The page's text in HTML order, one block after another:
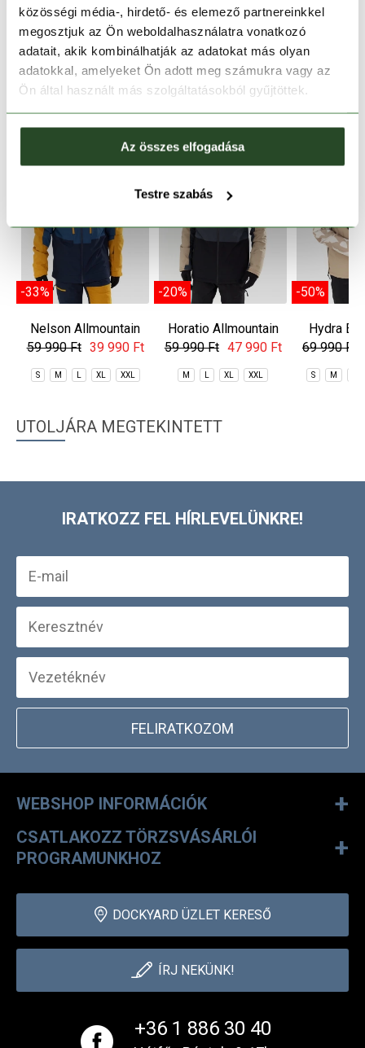
közösségi média-, hirdető- és elemező partnereinkkel
megosztjuk az Ön weboldalhasználatra vonatkozó
adatait, akik kombinálhatják az adatokat más olyan
adatokkal, amelyeket Ön adott meg számukra vagy az
Ön által használt más szolgáltatásokból gyűjtöttek.
Az összes elfogadása
Testre szabás
TERMÉK RÉSZLETEK
HASONLÓ TERMÉKEK
-33%
Nelson Allmountain
Jacket
59 990 Ft 39 990 Ft
S M XL XXL
-20%
Horatio Allmountain
Jacket
59 990 Ft 47 990 Ft
M XL XXL
-50%
Hydra
69 990 Ft
S M
UTOLJÁRA MEGTEKINTETT
IRATKOZZ FEL HÍRLEVELÜNKRE!
FELIRATKOZOM
WEBSHOP INFORMÁCIÓK +
CSATLAKOZZ TÖRZSVÁSÁRLÓI
PROGRAMUNKHOZ
+
DOCKYARD ÜZLET KERESŐ
+36 1 886 30 40
ÍRJ NEKÜNK!